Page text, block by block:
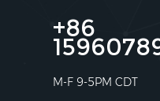
+86
M-F 9-5PM CDT